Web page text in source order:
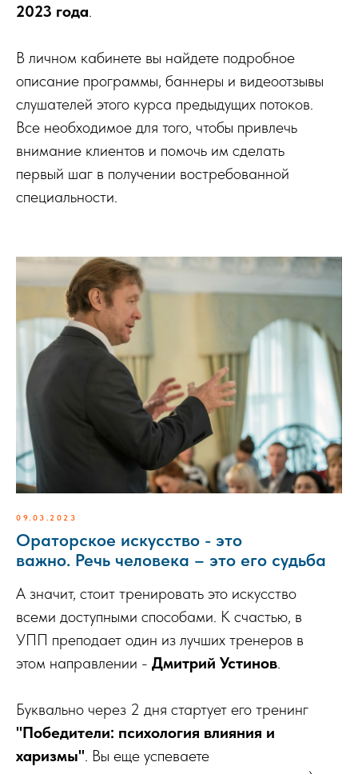
2023 года.
В личном кабинете вы найдете подробное
описание программы, баннеры и видеоотзывы
слушателей этого курса предыдущих потоков.
Все необходимое для того, чтобы привлечь
внимание клиентов и помочь им сделать
первый шаг в получении востребованной
специальности.
09.03.2023
Ораторское искусство - это
важно. Речь человека – это его судьба
А значит, стоит тренировать это искусство
всеми доступными способами. К счастью, в
УПП преподает один из лучших тренеров в
этом направлении - Дмитрий Устинов.
Буквально через 2 дня стартует его тренинг
"Победители: психология влияния и
харизмы". Вы еще успеваете